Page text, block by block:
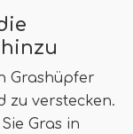
Grashüpfer
zu verstecken.
Gras in